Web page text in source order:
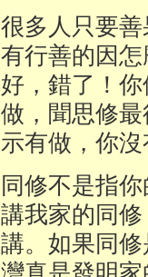
很多人只要
有行善的因
好，錯了！
做，聞思修
示有做，你
同修不是指
講我家的同
講。如果同